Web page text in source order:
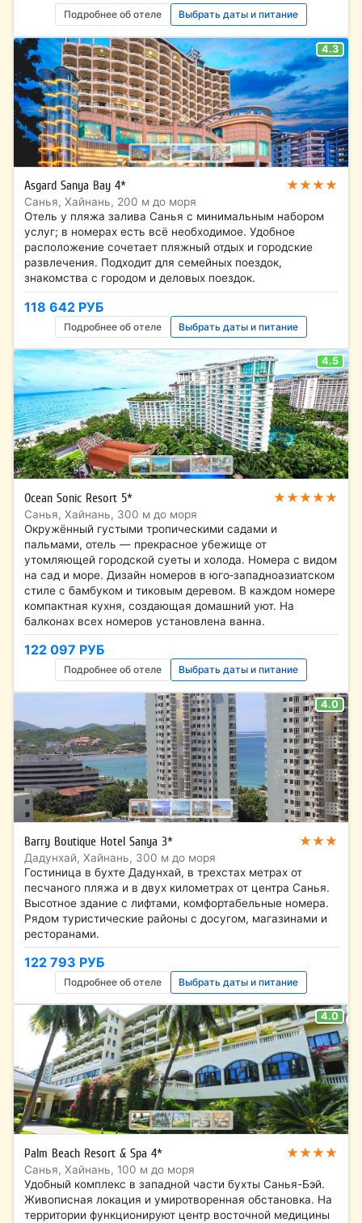
Подробнее об отеле Выбрать даты и питание
4.3
Asgard Sanya Bay 4* ★★★★
Санья, Хайнань, 200 м до моря
Отель у пляжа залива Санья с минимальным набором
услуг; в номерах есть всё необходимое. Удобное
расположение сочетает пляжный отдых и городские
развлечения. Подходит для семейных поездок,
знакомства с городом и деловых поездок.
118 642 РУБ
Подробнее об отеле Выбрать даты и питание
4.5
Ocean Sonic Resort 5* ★★★★★
Санья, Хайнань, 300 м до моря
Окружённый густыми тропическими садами и
пальмами, отель — прекрасное убежище от
утомляющей городской суеты и холода. Номера с видом
на сад и море. Дизайн номеров в юго‑западноазиатском
стиле с бамбуком и тиковым деревом. В каждом номере
компактная кухня, создающая домашний уют. На
балконах всех номеров установлена ванна.
122 097 РУБ
Подробнее об отеле Выбрать даты и питание
4.0
Barry Boutique Hotel Sanya 3* ★★★
Дадунхай, Хайнань, 300 м до моря
Гостиница в бухте Дадунхай, в трехстах метрах от
песчаного пляжа и в двух километрах от центра Санья.
Высотное здание с лифтами, комфортабельные номера.
Рядом туристические районы с досугом, магазинами и
ресторанами.
122 793 РУБ
Подробнее об отеле Выбрать даты и питание
4.0
Palm Beach Resort & Spa 4* ★★★★
Санья, Хайнань, 100 м до моря
Удобный комплекс в западной части бухты Санья-Бэй.
Живописная локация и умиротворенная обстановка. На
территории функционируют центр восточной медицины